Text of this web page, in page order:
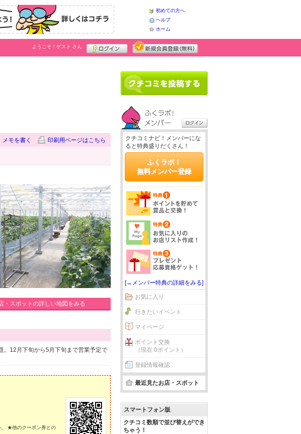
初めての方へ
ヘルプ
ホーム
ようこそ！ ゲスト さん
メモを書く 印刷用ページはこちら
・スポットの詳しい地図をみる
。12月下旬から5月下旬まで営業予定で
。 ★他のクーポン券との
クチコミナビ！メンバーにな
ると特典盛りだくさん！
ふくラボ！
無料メンバー登録
[→メンバー特典の詳細をみる]
お気に入り
行きたいイベント
マイページ
ポイント交換
（現在 0ポイント）
登録情報確認
最近見たお店・スポット
スマートフォン版
クチコミ数順で並び替えができ
ちゃう！